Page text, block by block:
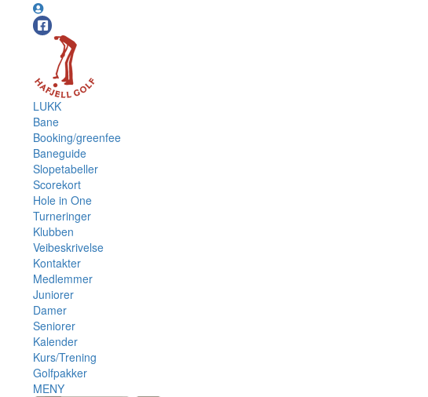
LUKK
Bane
Booking/greenfee
Baneguide
Slopetabeller
Scorekort
Hole in One
Turneringer
Klubben
Veibeskrivelse
Kontakter
Medlemmer
Juniorer
Damer
Seniorer
Kalender
Kurs/Trening
Golfpakker
MENY